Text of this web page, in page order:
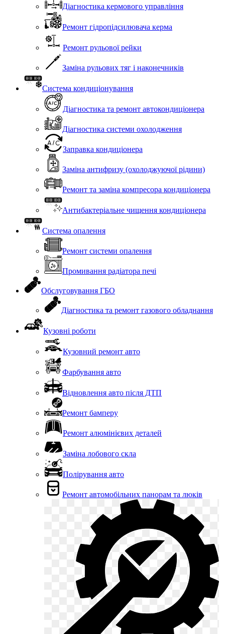
Діагностика кермового управління
Ремонт гідропідсилювача керма
Ремонт рульової рейки
Заміна рульових тяг і наконечників
Система кондиціонування
Діагностика та ремонт автокондиціонера
Діагностика системи охолодження
Заправка кондиціонера
Заміна антифризу (охолоджуючої рідини)
Ремонт та заміна компресора кондиціонера
Антибактеріальне чищення кондиціонера
Система опалення
Ремонт системи опалення
Промивання радіатора печі
Обслуговування ГБО
Діагностика та ремонт газового обладнання
Кузовні роботи
Кузовний ремонт авто
Фарбування авто
Відновлення авто після ДТП
Ремонт бамперу
Ремонт алюмінієвих деталей
Заміна лобового скла
Полірування авто
Ремонт автомобільних панорам та люків